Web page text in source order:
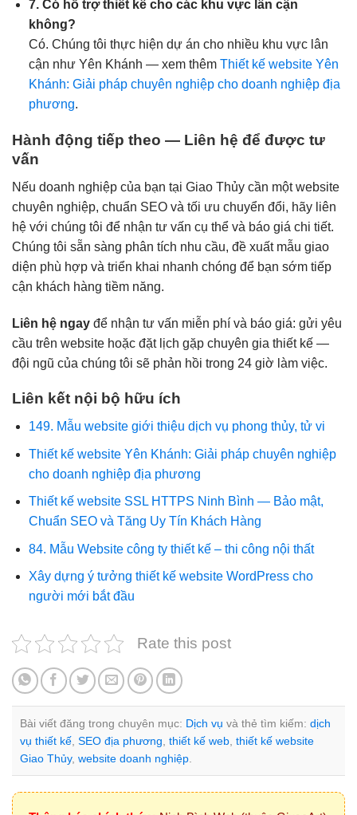
7. Có hỗ trợ thiết kế cho các khu vực lân cận
không?
Có. Chúng tôi thực hiện dự án cho nhiều khu vực lân
cận như Yên Khánh — xem thêm Thiết kế website Yên
Khánh: Giải pháp chuyên nghiệp cho doanh nghiệp địa
phương.
Hành động tiếp theo — Liên hệ để được tư
vấn
Nếu doanh nghiệp của bạn tại Giao Thủy cần một website
chuyên nghiệp, chuẩn SEO và tối ưu chuyển đổi, hãy liên
hệ với chúng tôi để nhận tư vấn cụ thể và báo giá chi tiết.
Chúng tôi sẵn sàng phân tích nhu cầu, đề xuất mẫu giao
diện phù hợp và triển khai nhanh chóng để bạn sớm tiếp
cận khách hàng tiềm năng.
Liên hệ ngay để nhận tư vấn miễn phí và báo giá: gửi yêu
cầu trên website hoặc đặt lịch gặp chuyên gia thiết kế —
đội ngũ của chúng tôi sẽ phản hồi trong 24 giờ làm việc.
Liên kết nội bộ hữu ích
149. Mẫu website giới thiệu dịch vụ phong thủy, tử vi
Thiết kế website Yên Khánh: Giải pháp chuyên nghiệp
cho doanh nghiệp địa phương
Thiết kế website SSL HTTPS Ninh Bình — Bảo mật,
Chuẩn SEO và Tăng Uy Tín Khách Hàng
84. Mẫu Website công ty thiết kế – thi công nội thất
Xây dựng ý tưởng thiết kế website WordPress cho
người mới bắt đầu
Rate this post
Bài viết đăng trong chuyên mục: Dịch vụ và thẻ tìm kiếm: dịch
vụ thiết kế, SEO địa phương, thiết kế web, thiết kế website
Giao Thủy, website doanh nghiệp.